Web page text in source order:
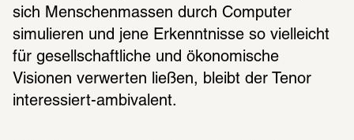
sich Menschenmassen durch Computer
simulieren und jene Erkenntnisse so vielleicht
für gesellschaftliche und ökonomische
Visionen verwerten ließen, bleibt der Tenor
interessiert-ambivalent.